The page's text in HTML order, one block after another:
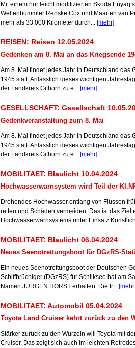
Mit einem nur leicht modifizierten Skoda Enyaq
Weltenbummler Renske Cox und Maarten van
mehr als 33.000 Kilometer durch... [mehr]
REISEN: Reisen 12.05.2024
Gedenken am 8. Mai an das Kriegsende
Am 8. Mai findet jedes Jahr in Deutschland das
1945 statt. Anlässlich dieses wichtigen
der Landkreis Gifhorn zu e... [mehr]
GESELLSCHAFT: Gesellschaft
Gedenkveranstaltung zum 8. Mai
Am 8. Mai findet jedes Jahr in Deutschland das
1945 statt. Anlässlich dieses wichtigen
der Landkreis Gifhorn zu e... [mehr]
MOBILITAET: Blaulicht 10.04.2024
Hochwasserwarnsystem wird Teil der
Drohendes Hochwasser entlang von Flüssen
retten und Schäden vermeiden: Das ist das Ziel
Hochwasserwarnsystems unter Einsatz
MOBILITAET: Blaulicht 06.04.2024
Neues Seenotrettungsboot für DGzRS-
Ein neues Seenotrettungsboot der Deutschen
Schiffbrüchiger (DGzRS) für Schilksee hat am
Namen JÜRGEN HORST erhalten. Die fr... [mehr]
MOBILITAET: Automobil 05.04.2024
Toyota Land Cruiser kehrt zurück zu den
Stärker zurück zu den Wurzeln will Toyota mit
Cruiser. Das zeigt sich auch im leichten